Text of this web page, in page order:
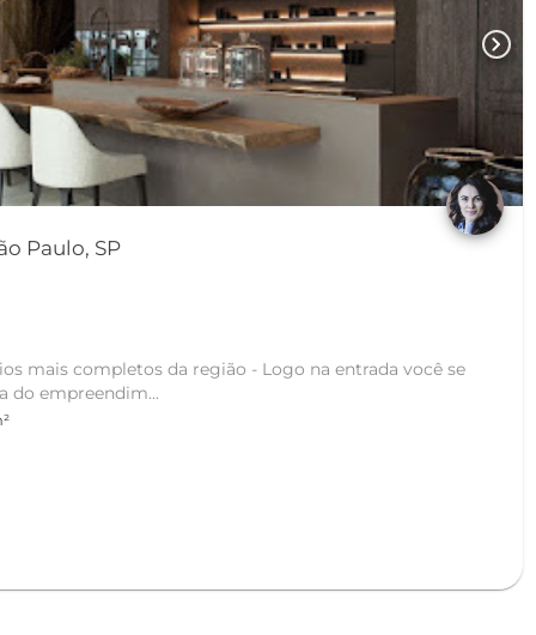
chevron_right
Paulo, SP
mais completos da região - Logo na entrada você se
do empreendim...